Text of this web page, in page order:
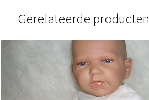
Gerelateerde producten